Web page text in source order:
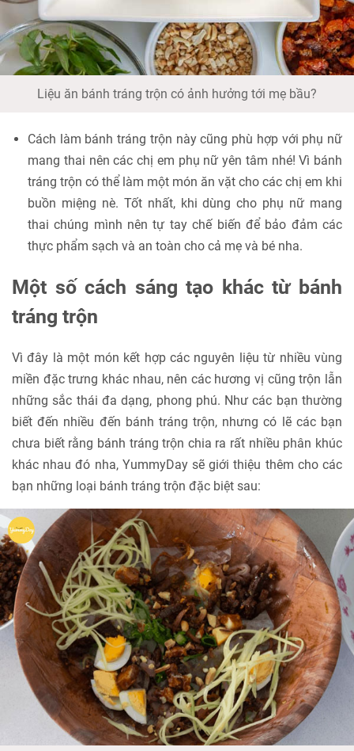
Liệu ăn bánh tráng trộn có ảnh hưởng tới mẹ bầu?
Cách làm bánh tráng trộn này cũng phù hợp với phụ nữ
mang thai nên các chị em phụ nữ yên tâm nhé! Vì bánh
tráng trộn có thể làm một món ăn vặt cho các chị em khi
buồn miệng nè. Tốt nhất, khi dùng cho phụ nữ mang
thai chúng mình nên tự tay chế biến để bảo đảm các
thực phẩm sạch và an toàn cho cả mẹ và bé nha.
Một số cách sáng tạo khác từ bánh
tráng trộn
Vì đây là một món kết hợp các nguyên liệu từ nhiều vùng
miền đặc trưng khác nhau, nên các hương vị cũng trộn lẫn
những sắc thái đa dạng, phong phú. Như các bạn thường
biết đến nhiều đến bánh tráng trộn, nhưng có lẽ các bạn
chưa biết rằng bánh tráng trộn chia ra rất nhiều phân khúc
khác nhau đó nha, YummyDay sẽ giới thiệu thêm cho các
bạn những loại bánh tráng trộn đặc biệt sau: